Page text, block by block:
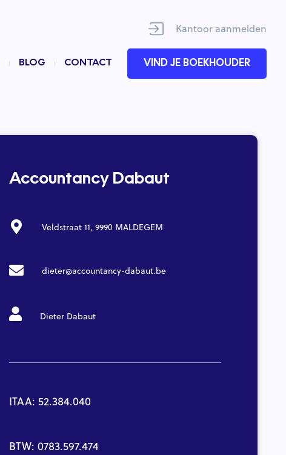
Kantoor aanmelden
BLOG CONTACT VIND JE BOEKHOUDER
Accountancy Dabaut
Veldstraat 11, 9990 MALDEGEM
dieter@accountancy-dabaut.be
Dieter Dabaut
ITAA: 52.384.040
BTW: 0783.597.474